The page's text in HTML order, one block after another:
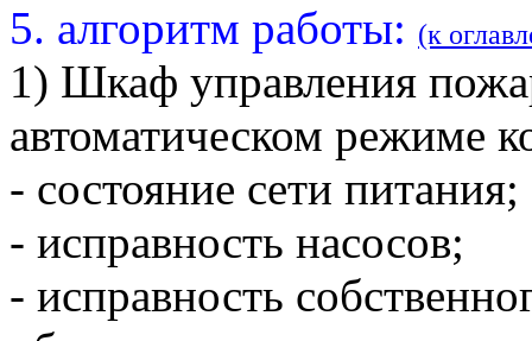
5. алгоритм работы: (к
1) Шкаф управления
автоматическом режиме
- состояние сети питания;
- исправность насосов;
- исправность